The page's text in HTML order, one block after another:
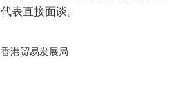
代表直接面谈。
香港贸易发展局